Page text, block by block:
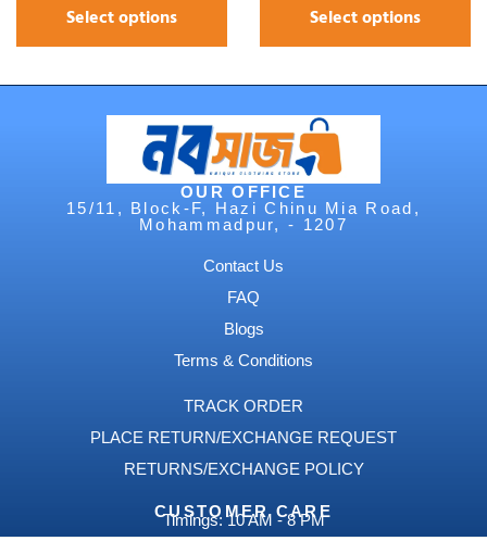
Select options Select options
OUR OFFICE
15/11, Block-F, Hazi Chinu Mia Road,
Mohammadpur, - 1207
Contact Us
FAQ
Blogs
Terms & Conditions
TRACK ORDER
PLACE RETURN/EXCHANGE REQUEST
RETURNS/EXCHANGE POLICY
CUSTOMER CARE
Timings: 10 AM - 8 PM